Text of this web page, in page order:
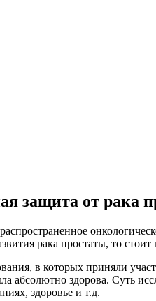
защита от рака
рака простаты, то
в которых приняли
абсолютно здорова. Суть
здоровье и т.д.